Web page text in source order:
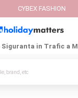
CYBEX FASHION
in Trafic a